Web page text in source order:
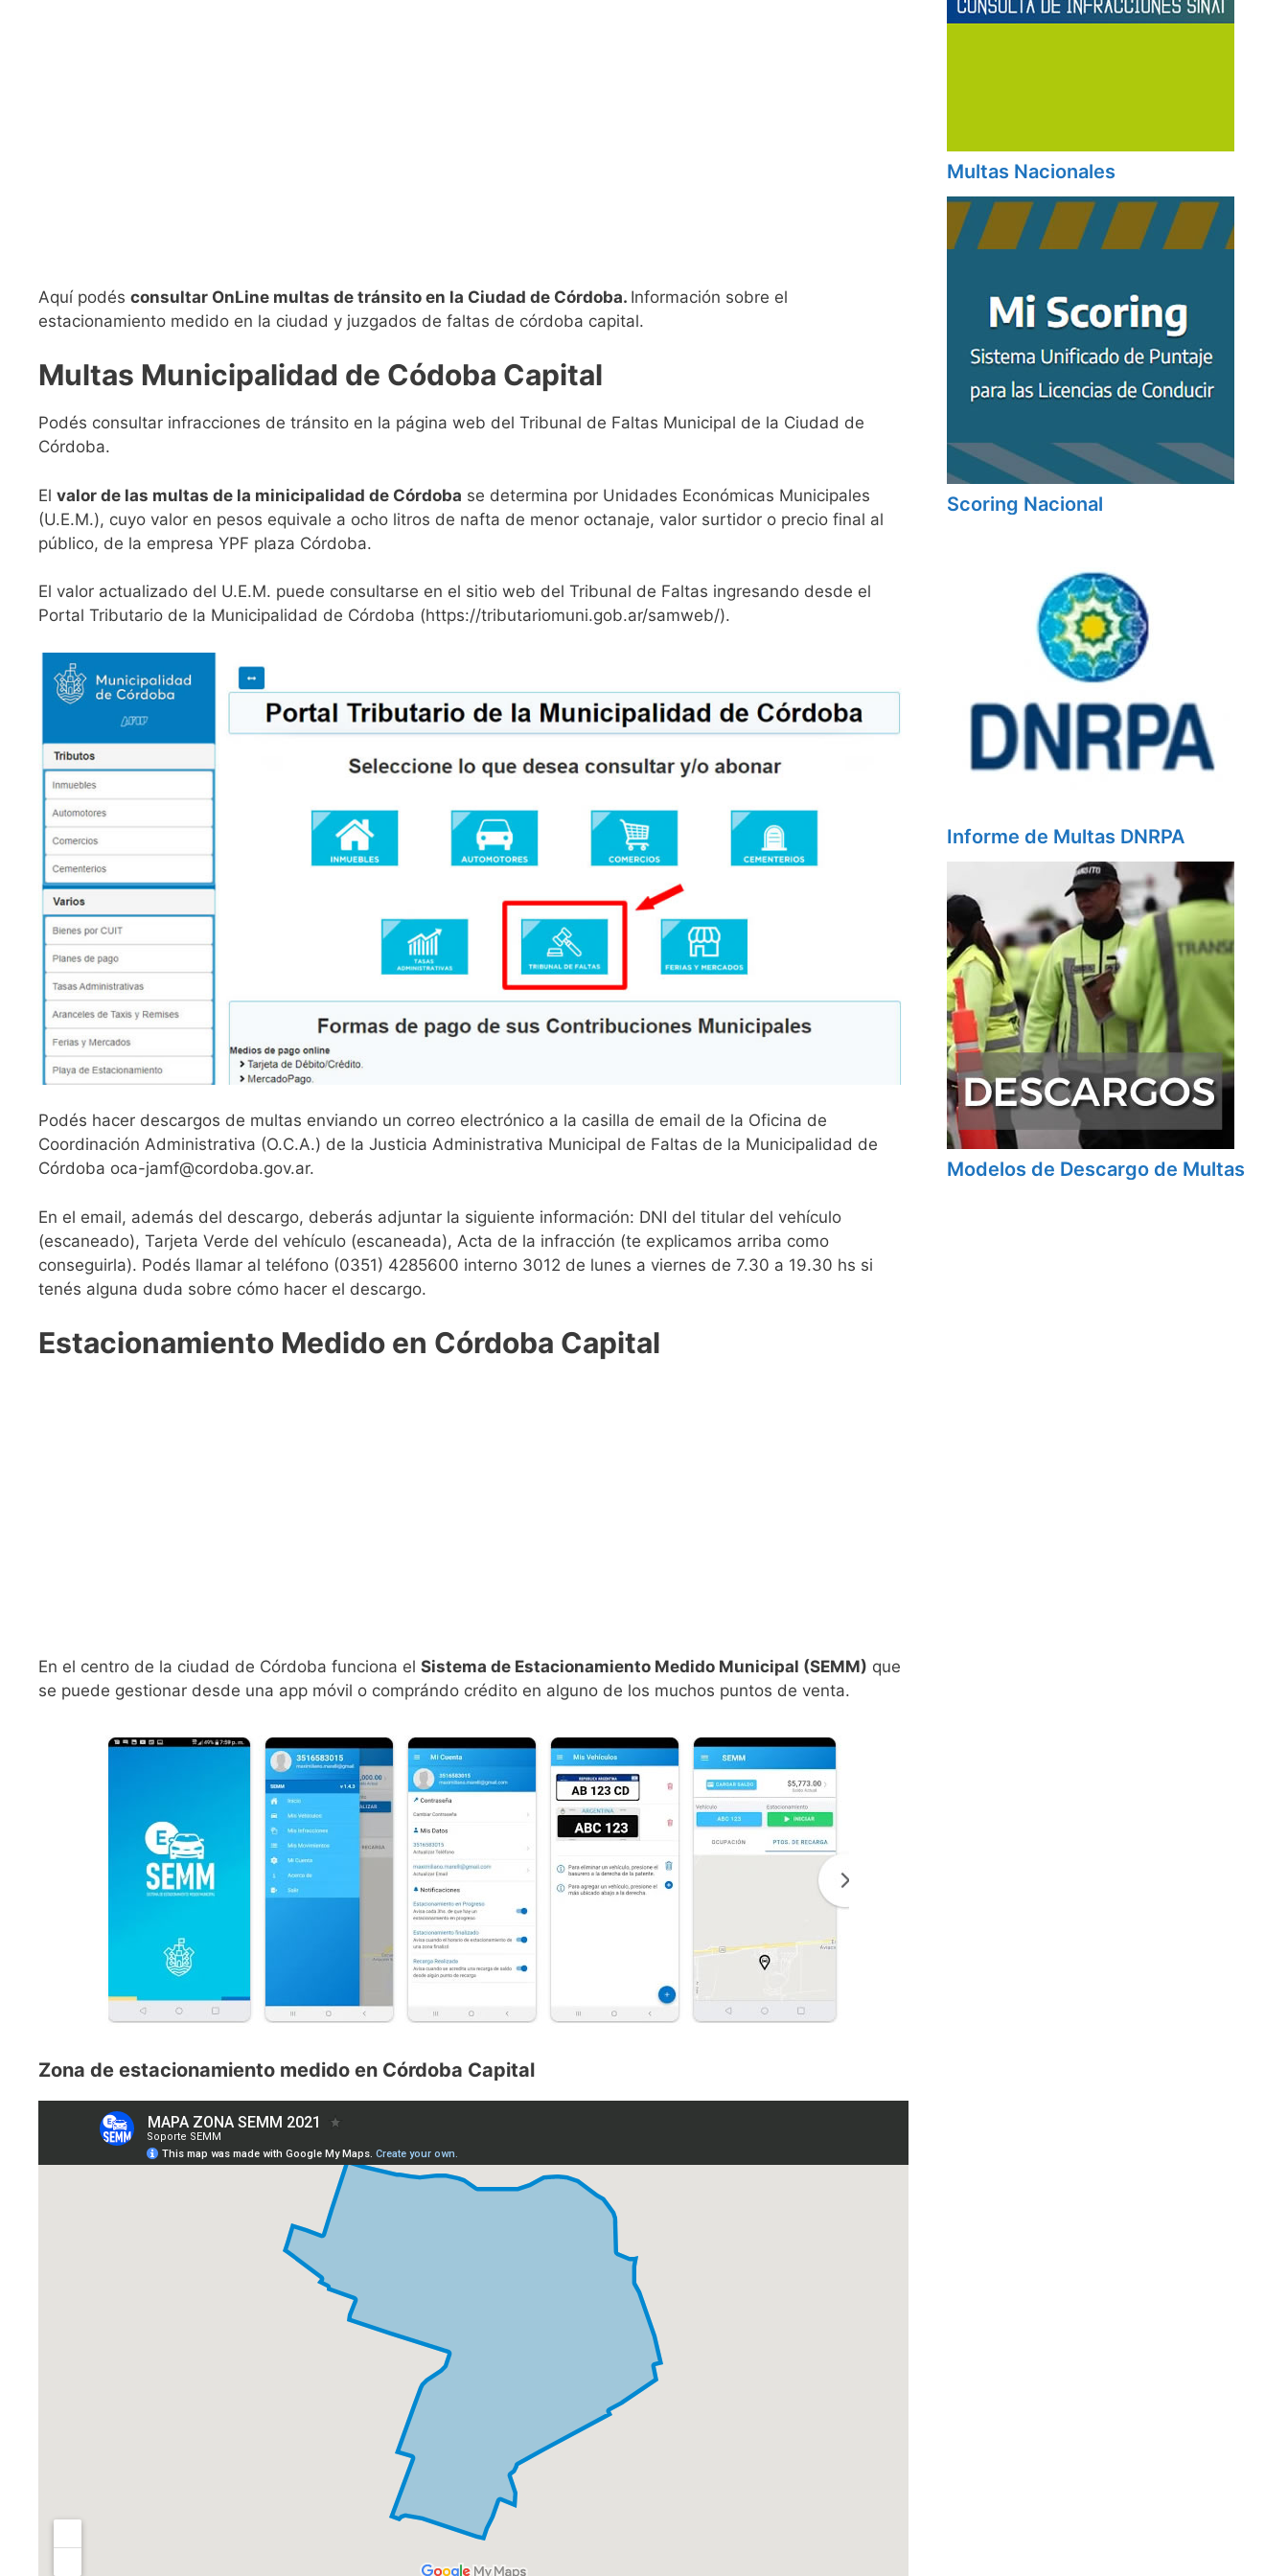
Aquí podés consultar OnLine multas de tránsito en la Ciudad de Córdoba. Información sobre el
estacionamiento medido en la ciudad y juzgados de faltas de córdoba capital.
Multas Municipalidad de Códoba Capital
Podés consultar infracciones de tránsito en la página web del Tribunal de Faltas Municipal de la Ciudad de
Córdoba.
El valor de las multas de la minicipalidad de Córdoba se determina por Unidades Económicas Municipales
(U.E.M.), cuyo valor en pesos equivale a ocho litros de nafta de menor octanaje, valor surtidor o precio final al
público, de la empresa YPF plaza Córdoba.
El valor actualizado del U.E.M. puede consultarse en el sitio web del Tribunal de Faltas ingresando desde el
Portal Tributario de la Municipalidad de Córdoba (https://tributariomuni.gob.ar/samweb/).
Podés hacer descargos de multas enviando un correo electrónico a la casilla de email de la Oficina de
Coordinación Administrativa (O.C.A.) de la Justicia Administrativa Municipal de Faltas de la Municipalidad de
Córdoba oca-jamf@cordoba.gov.ar.
En el email, además del descargo, deberás adjuntar la siguiente información: DNI del titular del vehículo
(escaneado), Tarjeta Verde del vehículo (escaneada), Acta de la infracción (te explicamos arriba como
conseguirla). Podés llamar al teléfono (0351) 4285600 interno 3012 de lunes a viernes de 7.30 a 19.30 hs si
tenés alguna duda sobre cómo hacer el descargo.
Estacionamiento Medido en Córdoba Capital
En el centro de la ciudad de Córdoba funciona el Sistema de Estacionamiento Medido Municipal (SEMM) que
se puede gestionar desde una app móvil o comprándo crédito en alguno de los muchos puntos de venta.
Zona de estacionamiento medido en Córdoba Capital
Multas Nacionales
Scoring Nacional
Informe de Multas DNRPA
Modelos de Descargo de Multas